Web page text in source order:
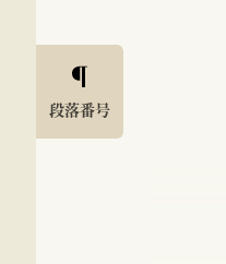
段落番号